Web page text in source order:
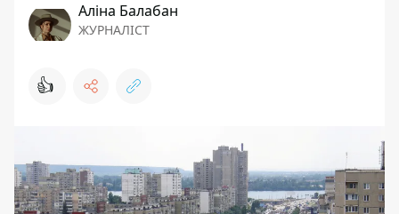
Аліна Балабан
ЖУРНАЛІСТ
👍